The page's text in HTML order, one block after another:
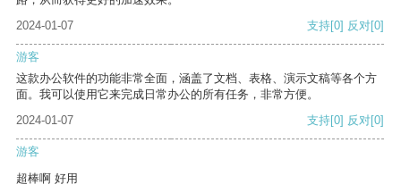
2024-01-07
支持[0] 反对[0]
游客
这款办公软件的功能非常全面，涵盖了文档、表格、演示文稿等各个方
面。我可以使用它来完成日常办公的所有任务，非常方便。
2024-01-07
支持[0] 反对[0]
游客
超棒啊 好用